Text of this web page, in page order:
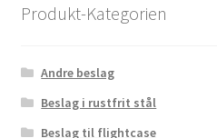
Produkt-Kategorien
Andre beslag
Beslag i rustfrit stål
Beslag til flightcase